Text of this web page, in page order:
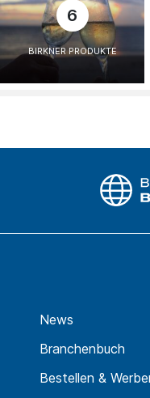
6
BIRKNER PRODUKTE
News
Branchenbuch
Bestellen &